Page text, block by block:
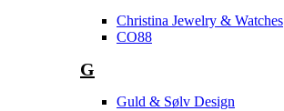
Christina Jewelry & Watches
CO88
G
Guld & Sølv Design